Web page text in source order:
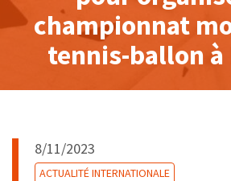
championnat
tennis-ballon à
8/11/2023
ACTUALITÉ INTERNATIONALE